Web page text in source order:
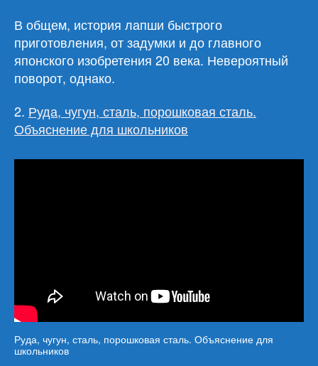
В общем, история лапши быстрого
приготовления, от задумки и до главного
японского изобретения 20 века. Невероятный
поворот, однако.
2. Руда, чугун, сталь, порошковая сталь.
Объяснение для школьников
Руда, чугун, сталь, порошковая сталь. Объяснение для
школьников